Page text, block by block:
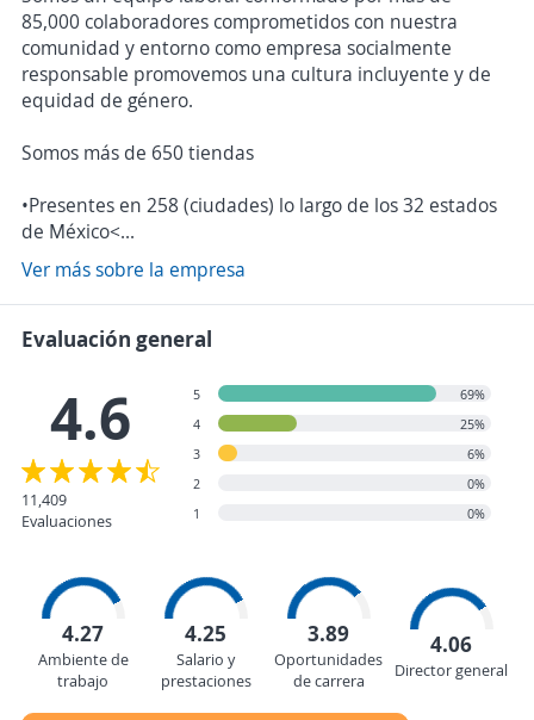
85,000 colaboradores comprometidos con nuestra
comunidad y entorno como empresa socialmente
responsable promovemos una cultura incluyente y de
equidad de género.
Somos más de 650 tiendas
•Presentes en 258 (ciudades) lo largo de los 32 estados
de México<...
Ver más sobre la empresa
Evaluación general
4.6
11,409
Evaluaciones
5
69%
4
25%
3
6%
2
0%
1
0%
4.27
Ambiente de
trabajo
4.25
Salario y
prestaciones
3.89
Oportunidades
de carrera
4.06
Director general